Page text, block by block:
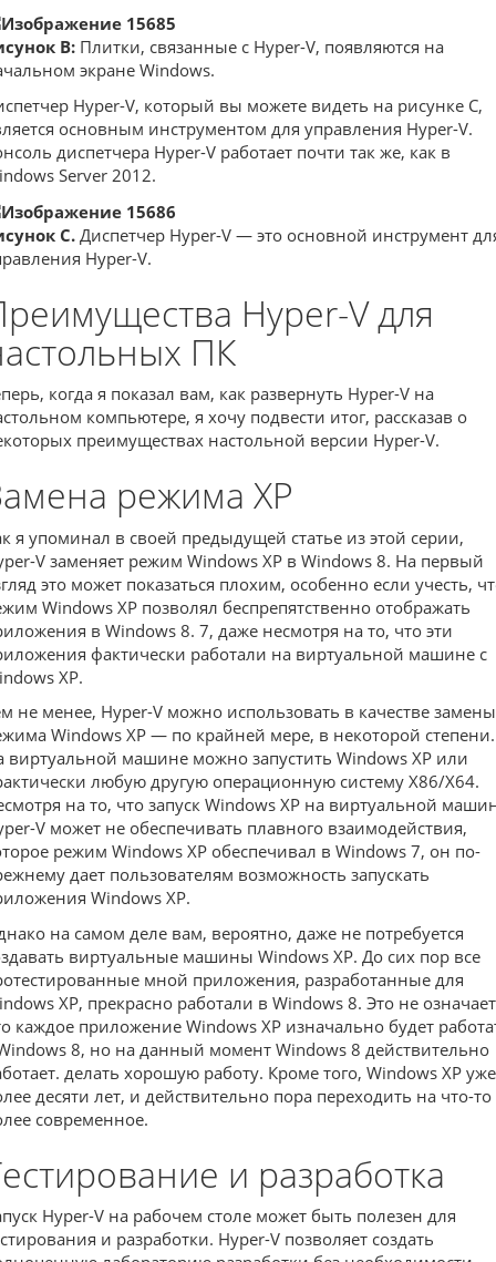
B: Плитки, связанные с Hyper-V, появляются на
экране Windows.
Hyper-V, который вы можете видеть на рисунке C,
основным инструментом для управления Hyper-V.
диспетчера Hyper-V работает почти так же, как в
Server 2012.
C. Диспетчер Hyper-V — это основной инструмент
Hyper-V.
Hyper-V для
ПК
когда я показал вам, как развернуть Hyper-V на
компьютере, я хочу подвести итог, рассказав о
преимуществах настольной версии Hyper-V.
режима XP
я упоминал в своей предыдущей статье из этой серии,
V заменяет режим Windows XP в Windows 8. На первый
это может показаться плохим, особенно если учесть,
Windows XP позволял беспрепятственно отображать
в Windows 8. 7, даже несмотря на то, что эти
фактически работали на виртуальной машине с
XP.
не менее, Hyper-V можно использовать в качестве замены
Windows XP — по крайней мере, в некоторой степени.
виртуальной машине можно запустить Windows XP или
любую другую операционную систему X86/X64.
на то, что запуск Windows XP на виртуальной
V может не обеспечивать плавного взаимодействия,
режим Windows XP обеспечивал в Windows 7, он по-
дает пользователям возможность запускать
Windows XP.
на самом деле вам, вероятно, даже не потребуется
виртуальные машины Windows XP. До сих пор все
мной приложения, разработанные для
XP, прекрасно работали в Windows 8. Это не
каждое приложение Windows XP изначально будет
8, но на данный момент Windows 8 действительно
делать хорошую работу. Кроме того, Windows XP уже
десяти лет, и действительно пора переходить на что-то
современное.
и разработка
Hyper-V на рабочем столе может быть полезен для
и разработки. Hyper-V позволяет создать